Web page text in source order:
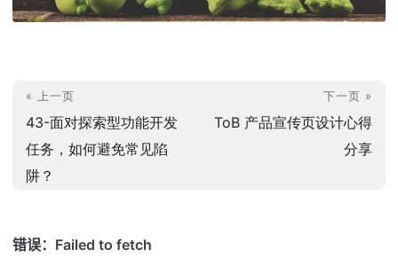
« 上一页
43-面对探索型功能开发
任务，如何避免常见陷
阱？
下一页 »
ToB 产品宣传页设计心得
分享